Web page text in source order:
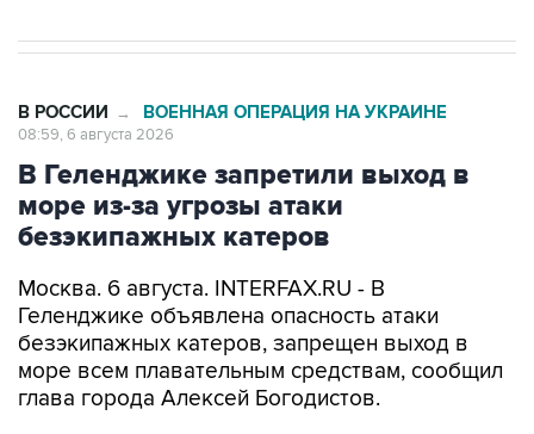
В РОССИИ → ВОЕННАЯ ОПЕРАЦИЯ НА УКРАИНЕ
08:59, 6 августа 2026
В Геленджике запретили выход в
море из-за угрозы атаки
безэкипажных катеров
Москва. 6 августа. INTERFAX.RU - В
Геленджике объявлена опасность атаки
безэкипажных катеров, запрещен выход в
море всем плавательным средствам, сообщил
глава города Алексей Богодистов.